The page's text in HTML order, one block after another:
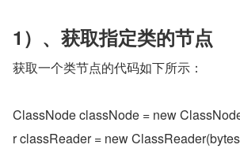
1）、获取指定类的节点
获取一个类节点的代码如下所示：
ClassNode classNode = new
r classReader = new